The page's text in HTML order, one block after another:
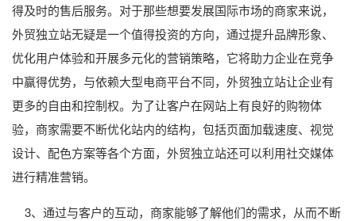
得及时的售后服务。对于那些想要发展国际市场的商家来说，
外贸独立站无疑是一个值得投资的方向，通过提升品牌形象、
优化用户体验和开展多元化的营销策略，它将助力企业在竞争
中赢得优势，与依赖大型电商平台不同，外贸独立站让企业有
更多的自由和控制权。为了让客户在网站上有良好的购物体
验，商家需要不断优化站内的结构，包括页面加载速度、视觉
设计、配色方案等各个方面，外贸独立站还可以利用社交媒体
进行精准营销。
3、通过与客户的互动，商家能够了解他们的需求，从而不断